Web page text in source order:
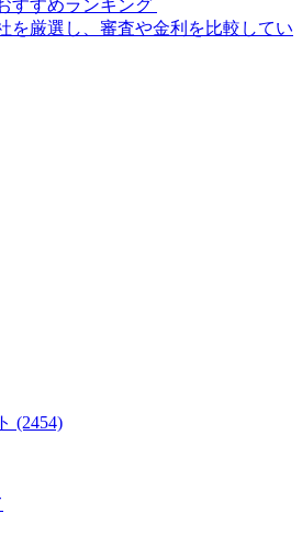
すすめランキング
を厳選し、審査や金利を比較してい
(2454)